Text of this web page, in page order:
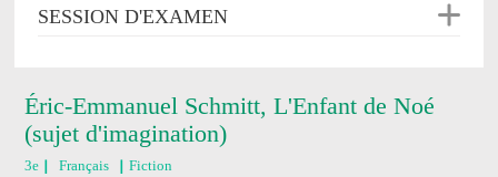
SESSION D'EXAMEN
Éric-Emmanuel Schmitt, L'Enfant de Noé
(sujet d'imagination)
3e Français
Fiction